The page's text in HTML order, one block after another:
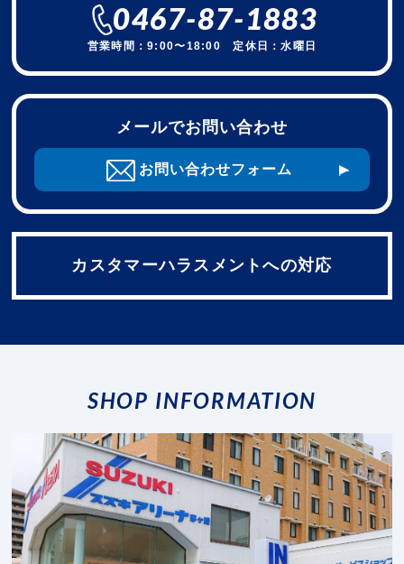
0467-87-1883
営業時間：9:00〜18:00 定休日：水曜日
メールでお問い合わせ
お問い合わせフォーム
カスタマーハラスメントへの対応
SHOP INFORMATION